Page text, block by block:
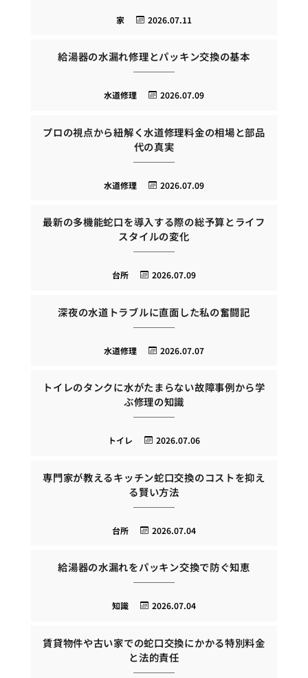
2026.07.11
家
給湯器の水漏れ修理とパッキン交換の基本
2026.07.09
水道修理
プロの視点から紐解く水道修理料金の相場と部品
代の真実
2026.07.09
水道修理
最新の多機能蛇口を導入する際の総予算とライフ
スタイルの変化
2026.07.09
台所
深夜の水道トラブルに直面した私の奮闘記
2026.07.07
水道修理
トイレのタンクに水がたまらない故障事例から学
ぶ修理の知識
2026.07.06
トイレ
専門家が教えるキッチン蛇口交換のコストを抑え
る賢い方法
2026.07.04
台所
給湯器の水漏れをパッキン交換で防ぐ知恵
2026.07.04
知識
賃貸物件や古い家での蛇口交換にかかる特別料金
と法的責任